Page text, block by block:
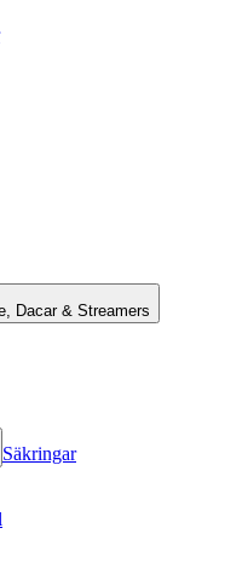
Dacar & Streamers
Säkringar